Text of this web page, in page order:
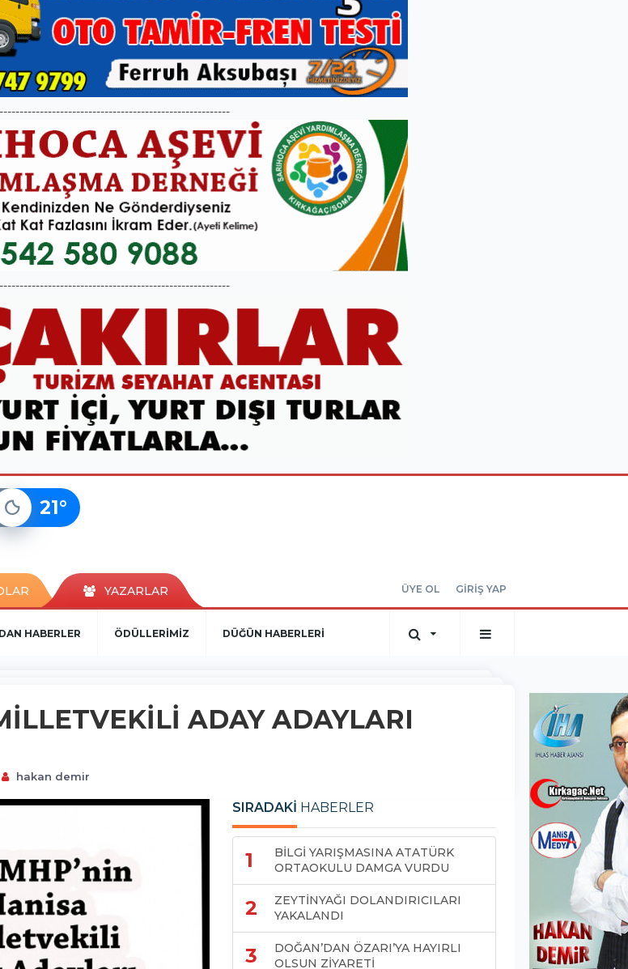
21°
YAZARLAR ÜYE OL GİRİŞ YAP
HABERLER ÖDÜLLERİMİZ DÜĞÜN HABERLERİ
ADAY ADAYLARI
hakan demir
SIRADAKİ HABERLER
1
BİLGİ YARIŞMASINA ATATÜRK
ORTAOKULU DAMGA VURDU
2
ZEYTİNYAĞI DOLANDIRICILARI
YAKALANDI
3
DOĞAN’DAN ÖZARI’YA HAYIRLI
OLSUN ZİYARETİ